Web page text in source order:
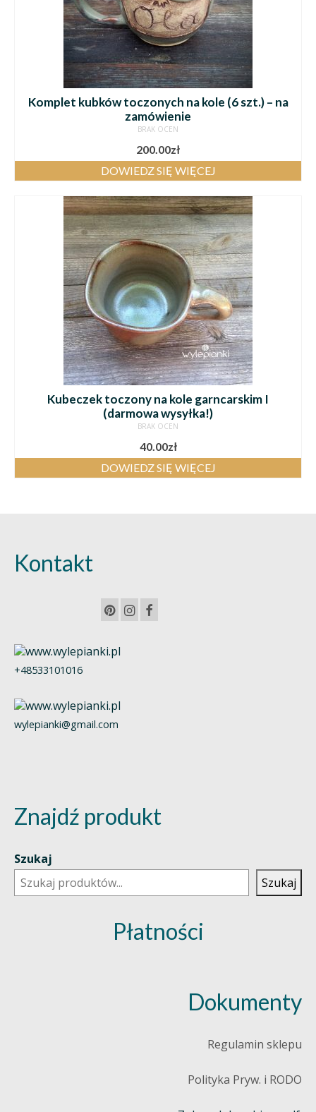
Komplet kubków toczonych na kole (6 szt.) – na
zamówienie
BRAK OCEN
200.00zł
DOWIEDZ SIĘ WIĘCEJ
Kubeczek toczony na kole garncarskim I
(darmowa wysyłka!)
BRAK OCEN
40.00zł
DOWIEDZ SIĘ WIĘCEJ
Kontakt
+48533101016
wylepianki@gmail.com
Znajdź produkt
Szukaj
Szukaj
Płatności
Dokumenty
Regulamin sklepu
Polityka Pryw. i RODO